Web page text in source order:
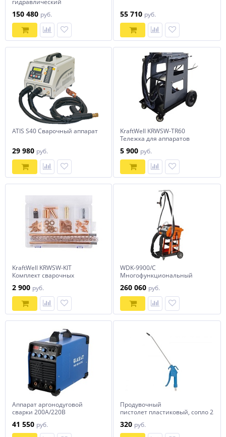
гидравлический
БГ20-150
150 480 руб. 55 710 руб.
ATIS S40 Сварочный аппарат
29 980 руб.
KraftWell KRWSW-TR60
Тележка для аппаратов
5 900 руб.
KraftWell KRWSW-KIT
Комплект сварочных
точечной сварки, в кейсе
2 900 руб.
WDK-9900/C
Многофункциональный
односторонней и
двусторонней точечной
сварки Wiederkraft
260 060 руб.
Аппарат аргонодуговой
сварки 200А/220В
41 550 руб.
Продувочный
пистолет пластиковый, сопло 25 см
320 руб.